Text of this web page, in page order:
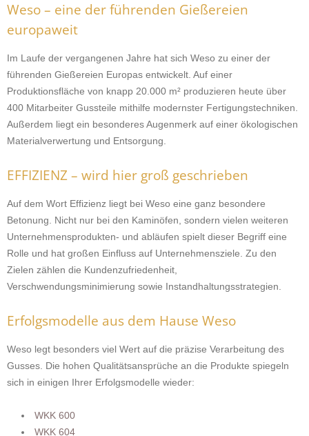
Weso – eine der führenden Gießereien
europaweit
Im Laufe der vergangenen Jahre hat sich Weso zu einer der
führenden Gießereien Europas entwickelt. Auf einer
Produktionsfläche von knapp 20.000 m² produzieren heute über
400 Mitarbeiter Gussteile mithilfe modernster Fertigungstechniken.
Außerdem liegt ein besonderes Augenmerk auf einer ökologischen
Materialverwertung und Entsorgung.
EFFIZIENZ – wird hier groß geschrieben
Auf dem Wort Effizienz liegt bei Weso eine ganz besondere
Betonung. Nicht nur bei den Kaminöfen, sondern vielen weiteren
Unternehmensprodukten- und abläufen spielt dieser Begriff eine
Rolle und hat großen Einfluss auf Unternehmensziele. Zu den
Zielen zählen die Kundenzufriedenheit,
Verschwendungsminimierung sowie Instandhaltungsstrategien.
Erfolgsmodelle aus dem Hause Weso
Weso legt besonders viel Wert auf die präzise Verarbeitung des
Gusses. Die hohen Qualitätsansprüche an die Produkte spiegeln
sich in einigen Ihrer Erfolgsmodelle wieder:
WKK 600
WKK 604